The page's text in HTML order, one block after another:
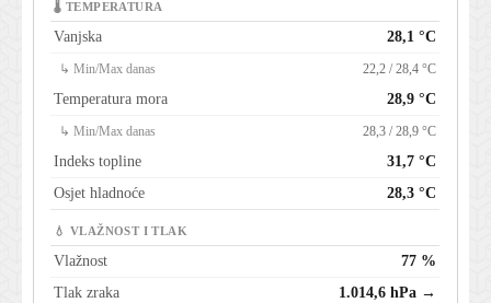
🌡 TEMPERATURA
Vanjska 28,1 °C
↳ Min/Max danas 22,2 / 28,4 °C
Temperatura mora 28,9 °C
↳ Min/Max danas 28,3 / 28,9 °C
Indeks topline
31,7 °C
Osjet hladnoće
28,3 °C
💧 VLAŽNOST I TLAK
Vlažnost
77 %
Tlak zraka
1.014,6 hPa →